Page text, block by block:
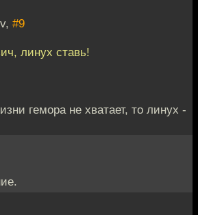
#9
линух ставь!
гемора не хватает, то линух -